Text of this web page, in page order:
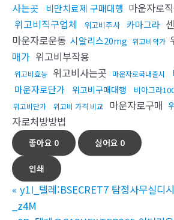
사는곳
비만치료제 구매대행 마운자로
위고비직구업체 위고비주사 카마그라
마운자로운동 시알리스20mg 위고비약가
매가 위고비부작용
위고비효능 위고비사는곳 마운자로국내출시
마운자로단가 위고비구매대행 비아그라
위고비단가 위고비 가격 비교 마운자로구매
자로처방방법
좋아요 0 싫어요 0
인쇄
« y1I_텔레:BSECRET7 탐정사무실디
_z4M